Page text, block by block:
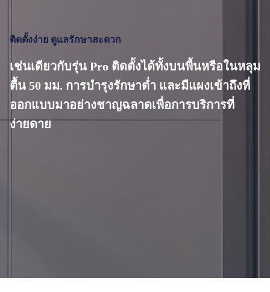
ติดตั้งง่าย ดูแลรักษาสะดวก
เช่นเดียวกับรุ่น Pro ติดตั้งได้ทั้งบนพื้นหรือในหลุม
ตื้น 50 มม. การบำรุงรักษาต่ำ และมีแผงเข้าถึงที่
ออกแบบมาอย่างชาญฉลาดเพื่อการบริการที่
ง่ายดาย